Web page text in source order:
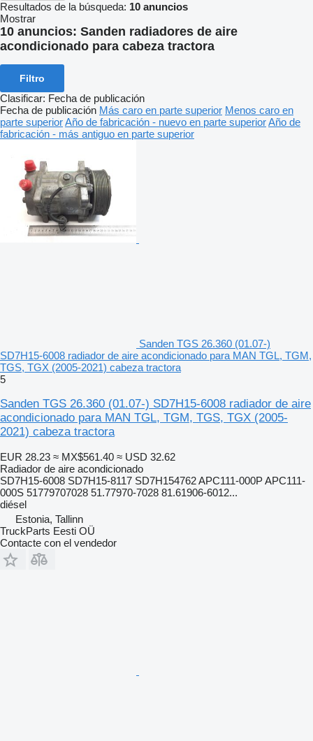
Resultados de la búsqueda: 10 anuncios
Mostrar
10 anuncios: Sanden radiadores de aire
acondicionado para cabeza tractora
Filtro
Clasificar: Fecha de publicación
Fecha de publicación Más caro en parte superior Menos caro en
parte superiorAño de fabricación - nuevo en parte superiorAño de
fabricación - más antiguo en parte superior
Sanden TGS 26.360 (01.07-)
SD7H15-6008 radiador de aire acondicionado para MAN TGL, TGM,
TGS, TGX (2005-2021) cabeza tractora
5
Sanden TGS 26.360 (01.07-) SD7H15-6008 radiador de aire
acondicionado para MAN TGL, TGM, TGS, TGX (2005-
2021) cabeza tractora
EUR 28.23 ≈ MX$561.40 ≈ USD 32.62
Radiador de aire acondicionado
SD7H15-6008 SD7H15-8117 SD7H154762 APC111-000P APC111-
000S 51779707028 51.77970-7028 81.61906-6012...
diésel
Estonia, Tallinn
TruckParts Eesti OÜ
Contacte con el vendedor